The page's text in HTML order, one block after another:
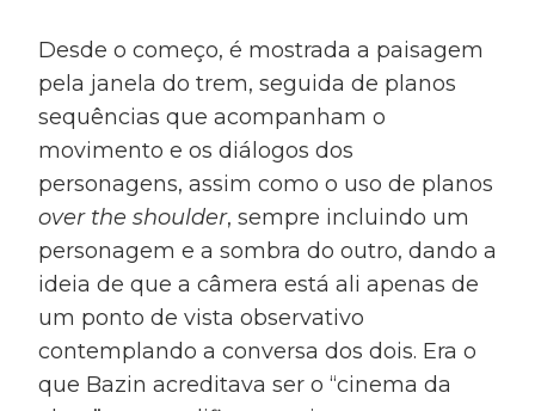
Desde o começo, é mostrada a paisagem
pela janela do trem, seguida de planos
sequências que acompanham o
movimento e os diálogos dos
personagens, assim como o uso de planos
over the shoulder, sempre incluindo um
personagem e a sombra do outro, dando a
ideia de que a câmera está ali apenas de
um ponto de vista observativo
contemplando a conversa dos dois. Era o
que Bazin acreditava ser o “cinema da